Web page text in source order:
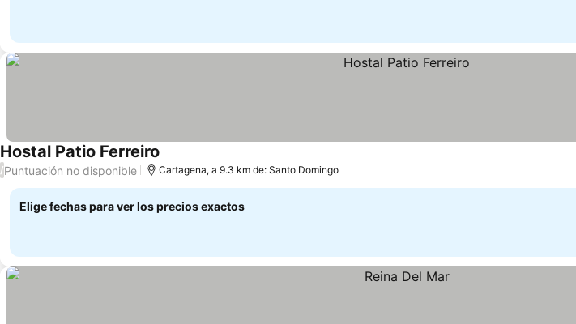
Hostal Patio Ferreiro
/Puntuación no disponible Cartagena, a 9.3 km de: Santo Domingo
Elige fechas para ver los precios exactos